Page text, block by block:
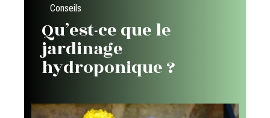
Conseils
Qu’est-ce que le
jardinage
hydroponique ?